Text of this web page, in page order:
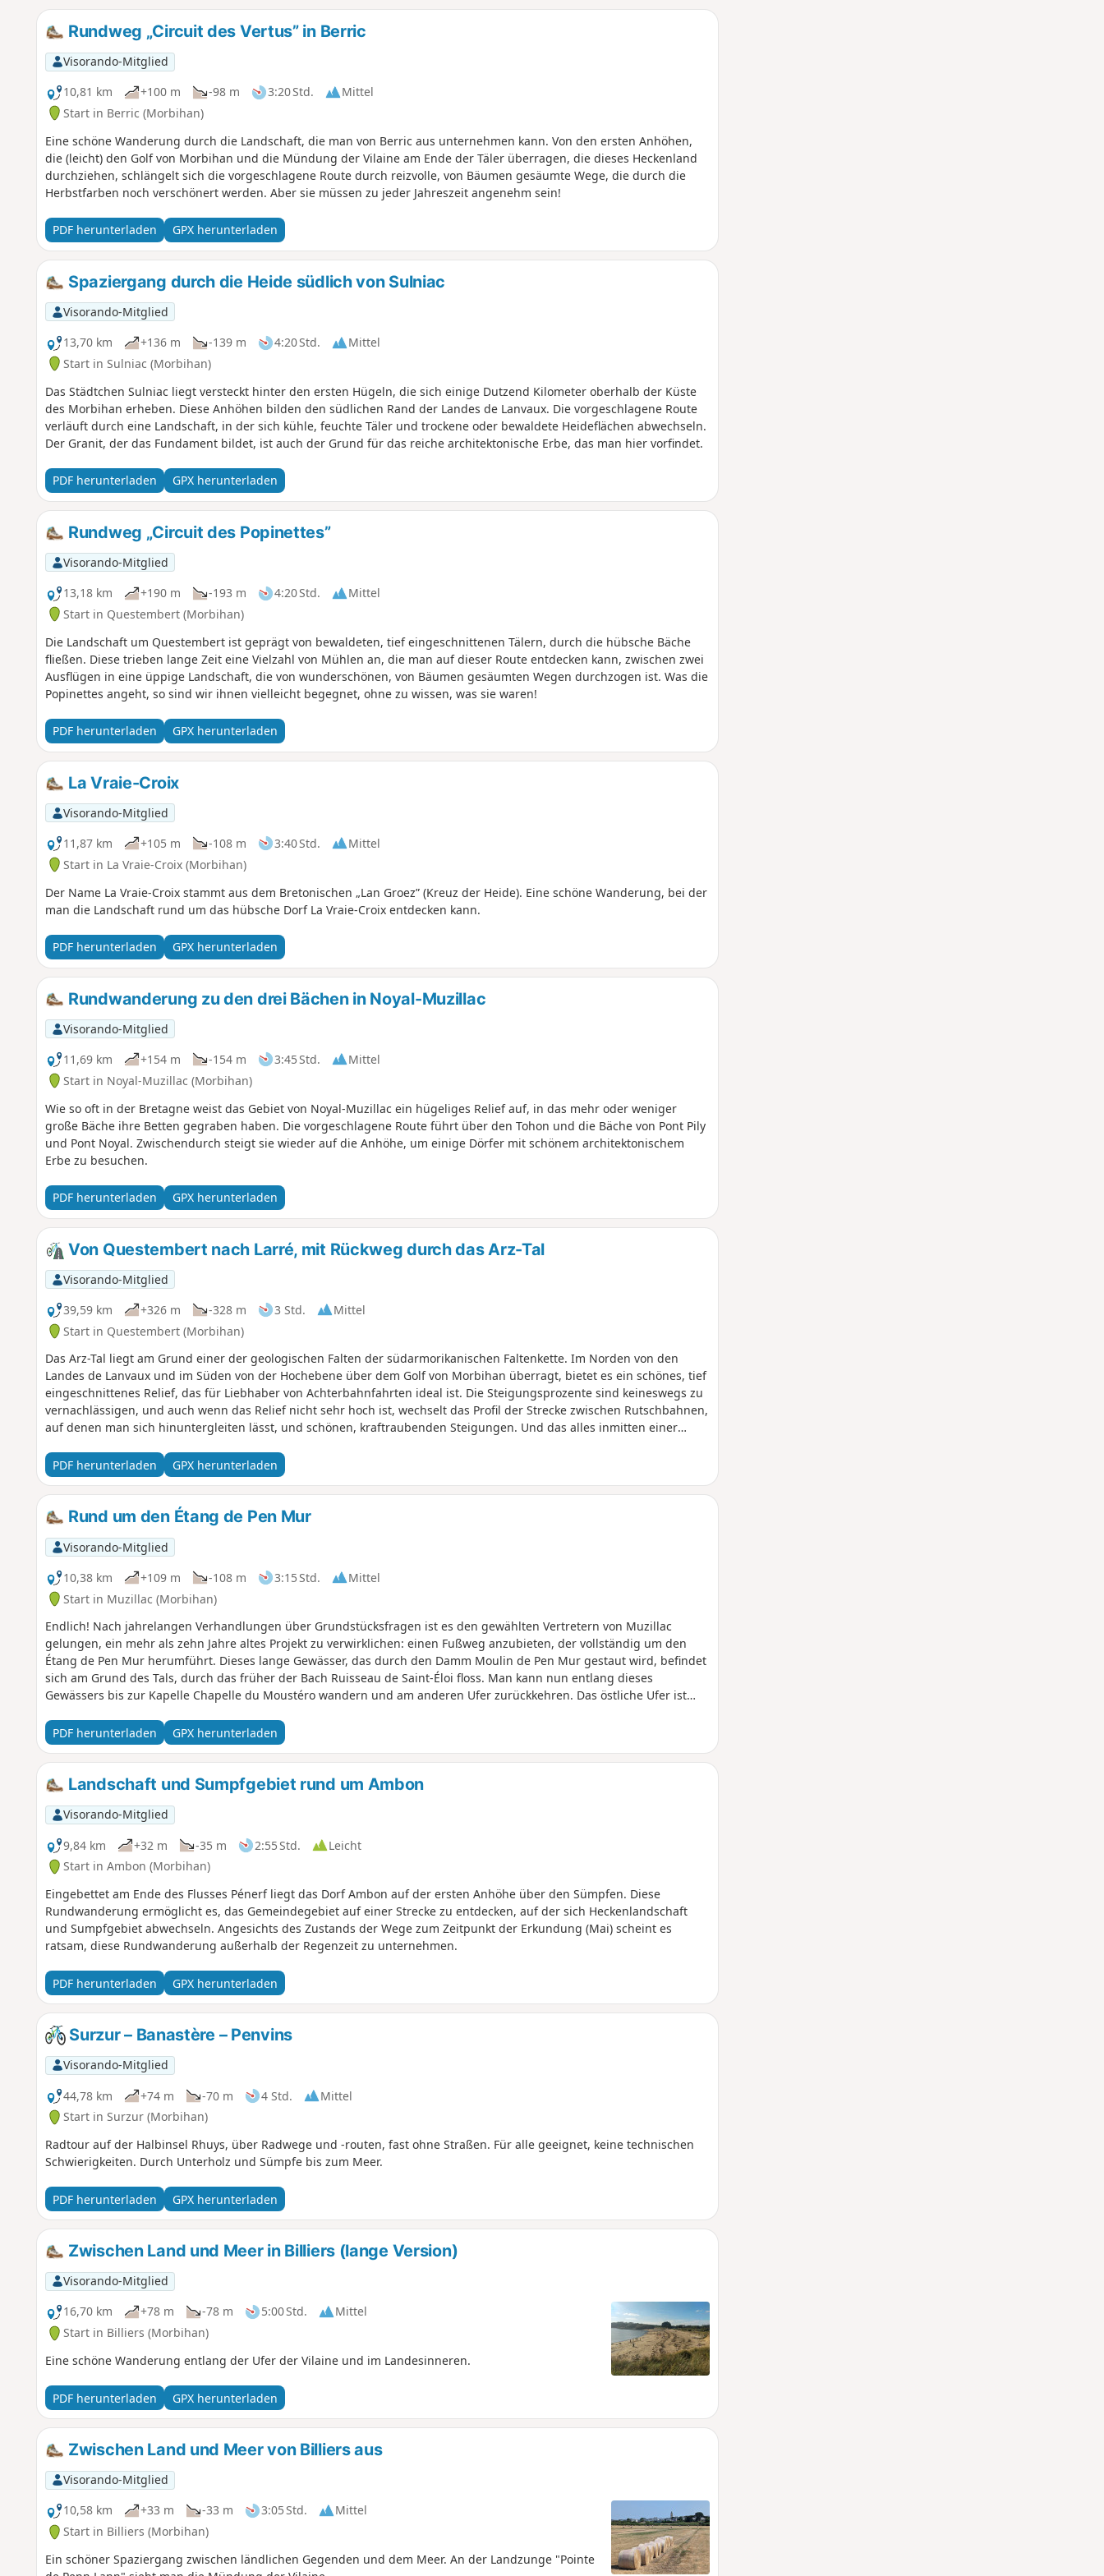
Rundweg „Circuit des Vertus” in Berric
Visorando-Mitglied
10,81 km
+100 m -98 m 3:20 Std.
Mittel
Start in Berric (Morbihan)
Eine schöne Wanderung durch die Landschaft, die man von Berric aus unternehmen kann. Von den ersten Anhöhen,
die (leicht) den Golf von Morbihan und die Mündung der Vilaine am Ende der Täler überragen, die dieses Heckenland
durchziehen, schlängelt sich die vorgeschlagene Route durch reizvolle, von Bäumen gesäumte Wege, die durch die
Herbstfarben noch verschönert werden. Aber sie müssen zu jeder Jahreszeit angenehm sein!
PDF herunterladen GPX herunterladen
Spaziergang durch die Heide südlich von Sulniac
Visorando-Mitglied
13,70 km
+136 m -139 m 4:20 Std.
Mittel
Start in Sulniac (Morbihan)
Das Städtchen Sulniac liegt versteckt hinter den ersten Hügeln, die sich einige Dutzend Kilometer oberhalb der Küste
des Morbihan erheben. Diese Anhöhen bilden den südlichen Rand der Landes de Lanvaux. Die vorgeschlagene Route
verläuft durch eine Landschaft, in der sich kühle, feuchte Täler und trockene oder bewaldete Heideflächen abwechseln.
Der Granit, der das Fundament bildet, ist auch der Grund für das reiche architektonische Erbe, das man hier vorfindet.
PDF herunterladen GPX herunterladen
Rundweg „Circuit des Popinettes”
Visorando-Mitglied
13,18 km
+190 m -193 m 4:20 Std.
Mittel
Start in Questembert (Morbihan)
Die Landschaft um Questembert ist geprägt von bewaldeten, tief eingeschnittenen Tälern, durch die hübsche Bäche
fließen. Diese trieben lange Zeit eine Vielzahl von Mühlen an, die man auf dieser Route entdecken kann, zwischen zwei
Ausflügen in eine üppige Landschaft, die von wunderschönen, von Bäumen gesäumten Wegen durchzogen ist. Was die
Popinettes angeht, so sind wir ihnen vielleicht begegnet, ohne zu wissen, was sie waren!
PDF herunterladen GPX herunterladen
La Vraie-Croix
Visorando-Mitglied
11,87 km
+105 m -108 m 3:40 Std.
Mittel
Start in La Vraie-Croix (Morbihan)
Der Name La Vraie-Croix stammt aus dem Bretonischen „Lan Groez” (Kreuz der Heide). Eine schöne Wanderung, bei der
man die Landschaft rund um das hübsche Dorf La Vraie-Croix entdecken kann.
PDF herunterladen GPX herunterladen
Rundwanderung zu den drei Bächen in Noyal-Muzillac
Visorando-Mitglied
11,69 km
+154 m -154 m 3:45 Std.
Mittel
Start in Noyal-Muzillac (Morbihan)
Wie so oft in der Bretagne weist das Gebiet von Noyal-Muzillac ein hügeliges Relief auf, in das mehr oder weniger
große Bäche ihre Betten gegraben haben. Die vorgeschlagene Route führt über den Tohon und die Bäche von Pont Pily
und Pont Noyal. Zwischendurch steigt sie wieder auf die Anhöhe, um einige Dörfer mit schönem architektonischem
Erbe zu besuchen.
PDF herunterladen GPX herunterladen
Von Questembert nach Larré, mit Rückweg durch das Arz-Tal
Visorando-Mitglied
39,59 km
+326 m -328 m 3 Std.
Mittel
Start in Questembert (Morbihan)
Das Arz-Tal liegt am Grund einer der geologischen Falten der südarmorikanischen Faltenkette. Im Norden von den
Landes de Lanvaux und im Süden von der Hochebene über dem Golf von Morbihan überragt, bietet es ein schönes, tief
eingeschnittenes Relief, das für Liebhaber von Achterbahnfahrten ideal ist. Die Steigungsprozente sind keineswegs zu
vernachlässigen, und auch wenn das Relief nicht sehr hoch ist, wechselt das Profil der Strecke zwischen Rutschbahnen,
auf denen man sich hinuntergleiten lässt, und schönen, kraftraubenden Steigungen. Und das alles inmitten einer
PDF herunterladen
GPX herunterladen
Rund um den Étang de Pen Mur
Visorando-Mitglied
10,38 km
+109 m -108 m 3:15 Std.
Mittel
Start in Muzillac (Morbihan)
Endlich! Nach jahrelangen Verhandlungen über Grundstücksfragen ist es den gewählten Vertretern von Muzillac
gelungen, ein mehr als zehn Jahre altes Projekt zu verwirklichen: einen Fußweg anzubieten, der vollständig um den
Étang de Pen Mur herumführt. Dieses lange Gewässer, das durch den Damm Moulin de Pen Mur gestaut wird, befindet
sich am Grund des Tals, durch das früher der Bach Ruisseau de Saint-Éloi floss. Man kann nun entlang dieses
Gewässers bis zur Kapelle Chapelle du Moustéro wandern und am anderen Ufer zurückkehren. Das östliche Ufer ist
Ufer des Teiches bedeckt. Und das Beste daran: Die eher zurückhaltenden Gestaltungsmaßnahmen, die mit den Jahren
bald unsichtbar werden, haben natürliche Abschnitte oder Treppen erhalten, die die Befahrbarkeit des Weges mit
motorisierten Fahrzeugen und sogar Mountainbikes verhindern. Wanderer, greift zu euren Stöcken!
PDF herunterladen GPX herunterladen
Landschaft und Sumpfgebiet rund um Ambon
Visorando-Mitglied
9,84 km
+32 m -35 m 2:55 Std.
Leicht
Start in Ambon (Morbihan)
Eingebettet am Ende des Flusses Pénerf liegt das Dorf Ambon auf der ersten Anhöhe über den Sümpfen. Diese
Rundwanderung ermöglicht es, das Gemeindegebiet auf einer Strecke zu entdecken, auf der sich Heckenlandschaft
und Sumpfgebiet abwechseln. Angesichts des Zustands der Wege zum Zeitpunkt der Erkundung (Mai) scheint es
ratsam, diese Rundwanderung außerhalb der Regenzeit zu unternehmen.
PDF herunterladen GPX herunterladen
Surzur – Banastère – Penvins
Visorando-Mitglied
44,78 km
+74 m -70 m 4 Std.
Mittel
Start in Surzur (Morbihan)
Radtour auf der Halbinsel Rhuys, über Radwege und -routen, fast ohne Straßen. Für alle geeignet, keine technischen
Schwierigkeiten. Durch Unterholz und Sümpfe bis zum Meer.
PDF herunterladen GPX herunterladen
Zwischen Land und Meer in Billiers (lange Version)
Visorando-Mitglied
16,70 km
+78 m -78 m 5:00 Std.
Mittel
Start in Billiers (Morbihan)
Eine schöne Wanderung entlang der Ufer der Vilaine und im Landesinneren.
PDF herunterladen GPX herunterladen
Zwischen Land und Meer von Billiers aus
Visorando-Mitglied
10,58 km
+33 m -33 m 3:05 Std.
Mittel
Start in Billiers (Morbihan)
Ein schöner Spaziergang zwischen ländlichen Gegenden und dem Meer. An der Landzunge "Pointe